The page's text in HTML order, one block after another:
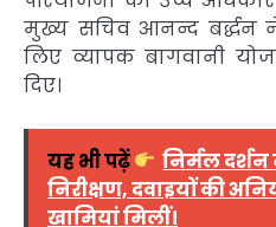
मुख्य सचिव आनन्द बर्द्धनने
लिए व्यापक बागवानी
दिए।
यह भी पढ़ें
निर्मल
निरीक्षण, दवाइयों की
खामियां मिलीं।